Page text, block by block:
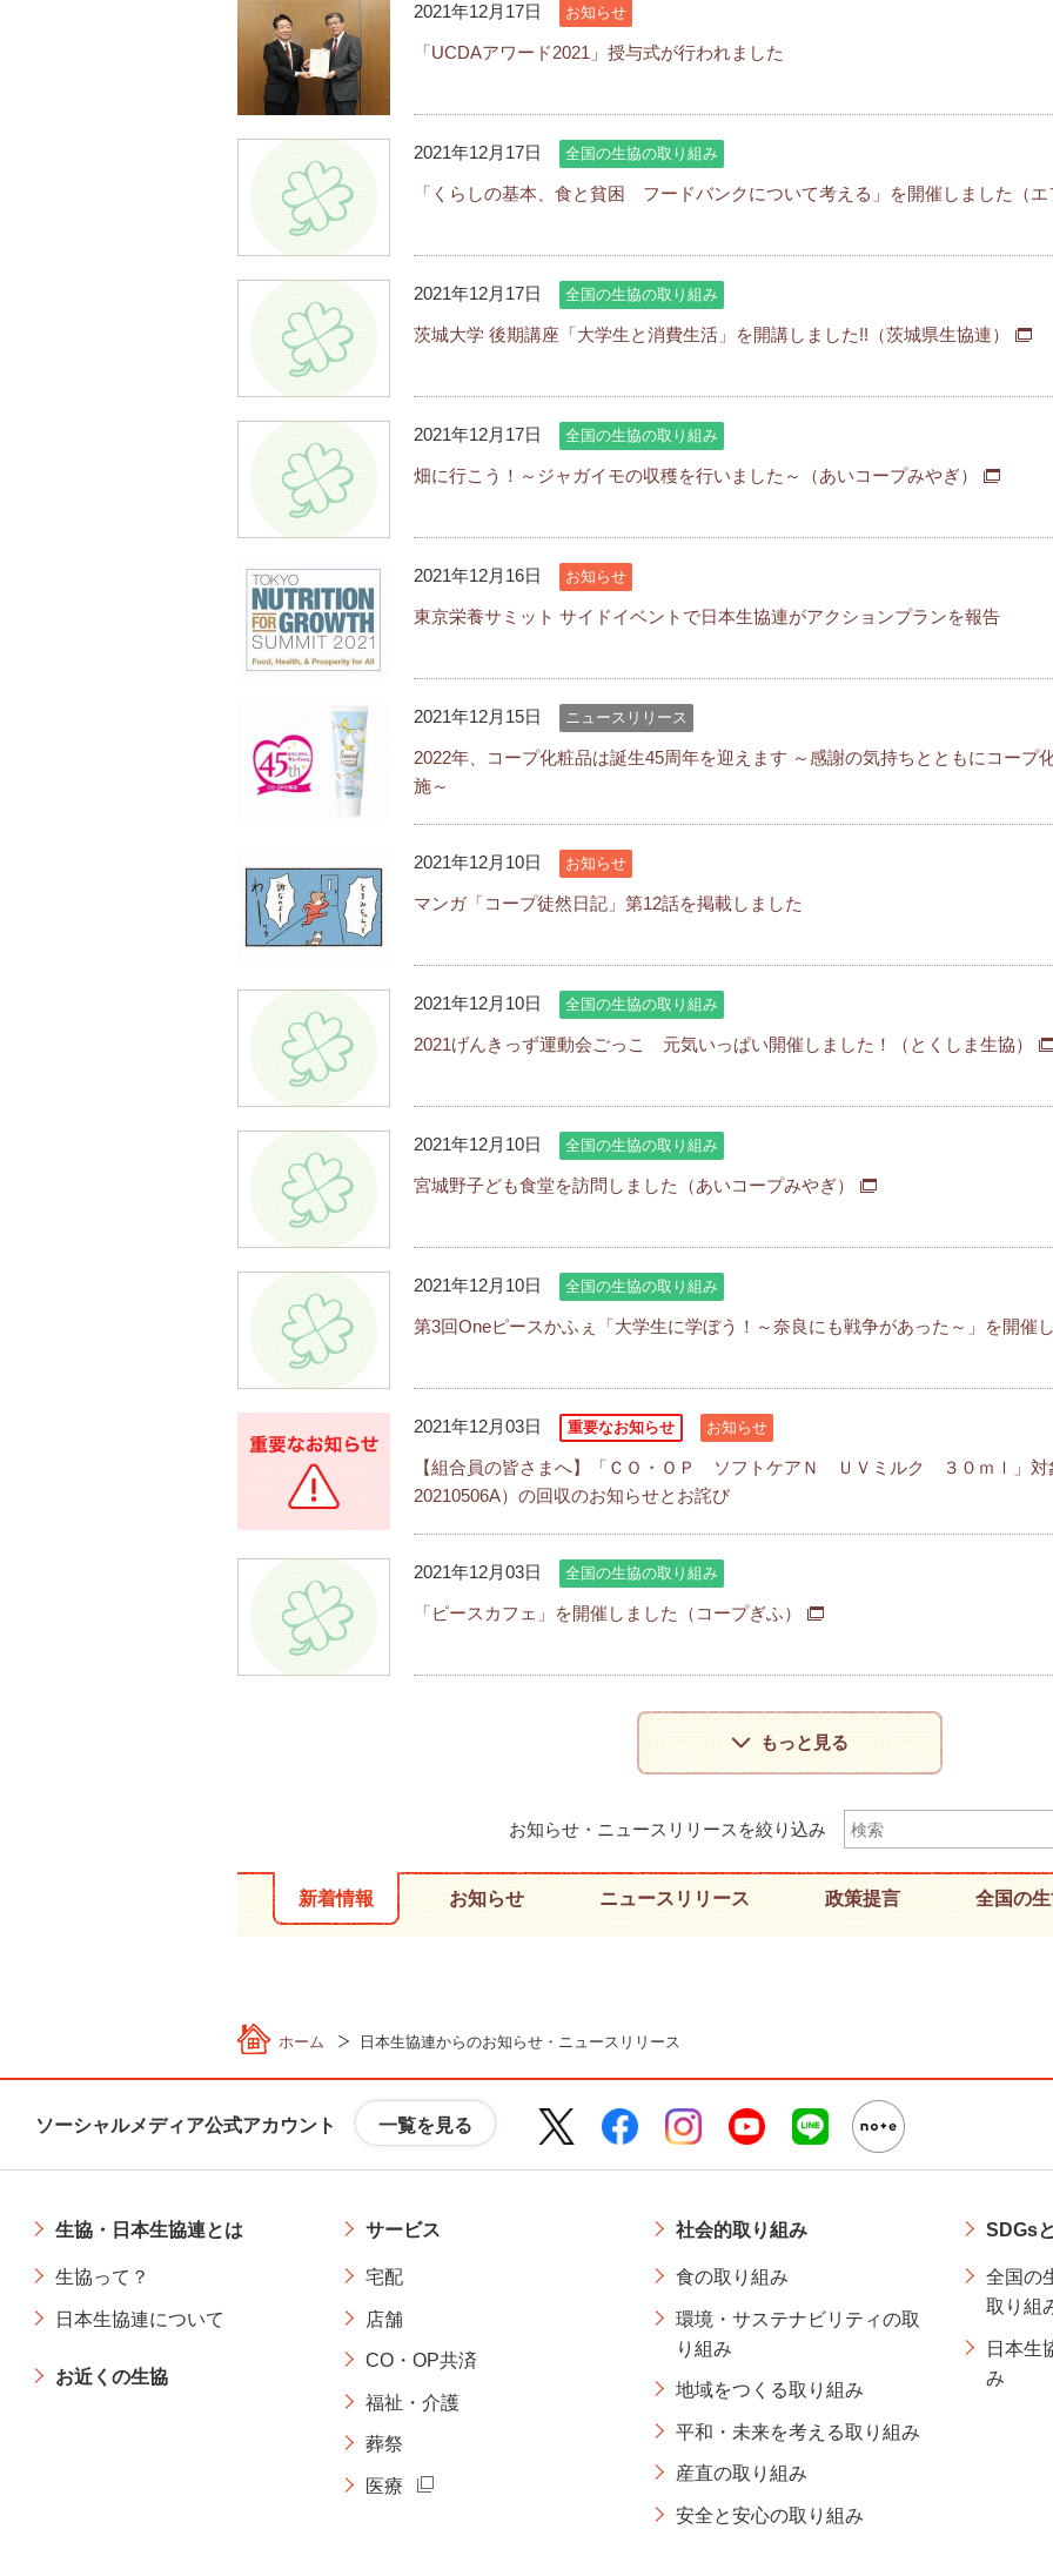
2021年12月17日 お知らせ
「UCDAアワード2021」授与式が行われました
2021年12月17日 全国の生協の取り組み
「くらしの基本、食と貧困 フードバンクについて考える」を開催しました（エ
2021年12月17日 全国の生協の取り組み
茨城大学 後期講座「大学生と消費生活」を開講しました!!（茨城県生協連）
2021年12月17日 全国の生協の取り組み
畑に行こう！～ジャガイモの収穫を行いました～（あいコープみやぎ）
2021年12月16日 お知らせ
東京栄養サミット サイドイベントで日本生協連がアクションプランを報告
2021年12月15日 ニュースリリース
2022年、コープ化粧品は誕生45周年を迎えます ～感謝の気持ちとともにコープ
施～
2021年12月10日 お知らせ
マンガ「コープ徒然日記」第12話を掲載しました
2021年12月10日 全国の生協の取り組み
2021げんきっず運動会ごっこ 元気いっぱい開催しました！（とくしま生協）
2021年12月10日 全国の生協の取り組み
宮城野子ども食堂を訪問しました（あいコープみやぎ）
2021年12月10日 全国の生協の取り組み
第3回Oneピースかふぇ「大学生に学ぼう！～奈良にも戦争があった～」を開催
2021年12月03日 重要なお知らせ お知らせ
【組合員の皆さまへ】「ＣＯ・ＯＰ ソフトケアＮ ＵＶミルク ３０ｍｌ」対
20210506A）の回収のお知らせとお詫び
2021年12月03日 全国の生協の取り組み
「ピースカフェ」を開催しました（コープぎふ）
もっと見る
お知らせ・ニュースリリースを絞り込み
新着情報 お知らせ ニュースリリース 政策提言 全国の
ホーム 日本生協連からのお知らせ・ニュースリリース
ソーシャルメディア公式アカウント 一覧を見る
生協・日本生協連とは
生協って？
日本生協連について
お近くの生協
サービス
宅配
店舗
CO・OP共済
福祉・介護
葬祭
医療
社会的取り組み
食の取り組み
環境・サステナビリティの取
り組み
地域をつくる取り組み
平和・未来を考える取り組み
産直の取り組み
安全と安心の取り組み
SDGs
全国の
取り組
日本生
み